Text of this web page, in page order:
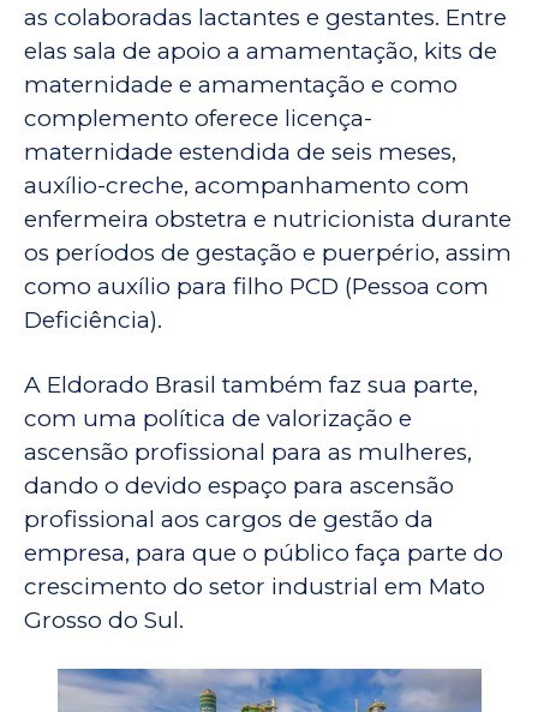
as colaboradas lactantes e gestantes. Entre
elas sala de apoio a amamentação, kits de
maternidade e amamentação e como
complemento oferece licença-
maternidade estendida de seis meses,
auxílio-creche, acompanhamento com
enfermeira obstetra e nutricionista durante
os períodos de gestação e puerpério, assim
como auxílio para filho PCD (Pessoa com
Deficiência).
A Eldorado Brasil também faz sua parte,
com uma política de valorização e
ascensão profissional para as mulheres,
dando o devido espaço para ascensão
profissional aos cargos de gestão da
empresa, para que o público faça parte do
crescimento do setor industrial em Mato
Grosso do Sul.